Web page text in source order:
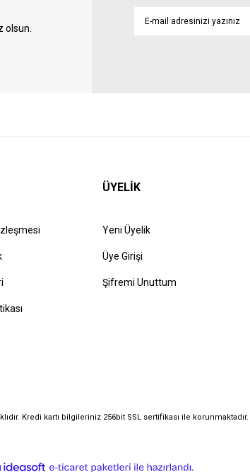
olsun.
ÜYELİK
Yeni Üyelik
Üye Girişi
Şifremi Unuttum
Kredi kartı bilgileriniz 256bit SSL sertifikası ile korunmaktadır.
ideasoft e-